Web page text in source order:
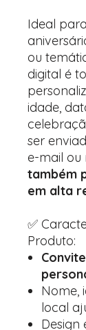
Ideal
ou
digital é
idade,
ser
e-mail ou
também
em alta
✅
Produto:
Nome,
local
Design